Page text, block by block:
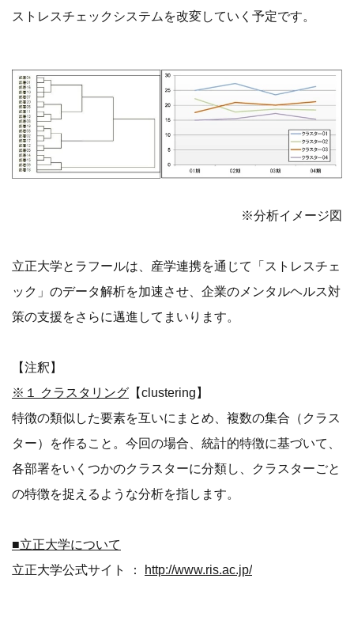
ストレスチェックシステムを改変していく予定です。
※分析イメージ図
立正大学とラフールは、産学連携を通じて「ストレスチェ
ック」のデータ解析を加速させ、企業のメンタルヘルス対
策の支援をさらに邁進してまいります。
【注釈】
※１ クラスタリング 【clustering】
特徴の類似した要素を互いにまとめ、複数の集合（クラス
ター）を作ること。今回の場合、統計的特徴に基づいて、
各部署をいくつかのクラスターに分類し、クラスターごと
の特徴を捉えるような分析を指します。
■立正大学について
立正大学公式サイト ： http://www.ris.ac.jp/